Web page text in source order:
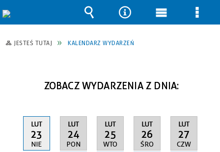
JESTEŚ TUTAJ KALENDARZ WYDARZEŃ
ZOBACZ WYDARZENIA Z DNIA:
LUT
23
NIE
LUT
24
PON
LUT
25
WTO
LUT
26
ŚRO
LUT
27
CZW
Wyszukiwarka
Narzędzia
Menu Menu